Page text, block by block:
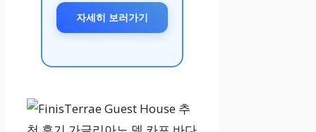
자세히 보러가기